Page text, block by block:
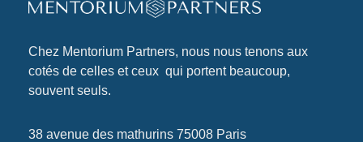
Chez Mentorium Partners, nous nous tenons aux
cotés de celles et ceux qui portent beaucoup,
souvent seuls.
38 avenue des mathurins 75008 Paris